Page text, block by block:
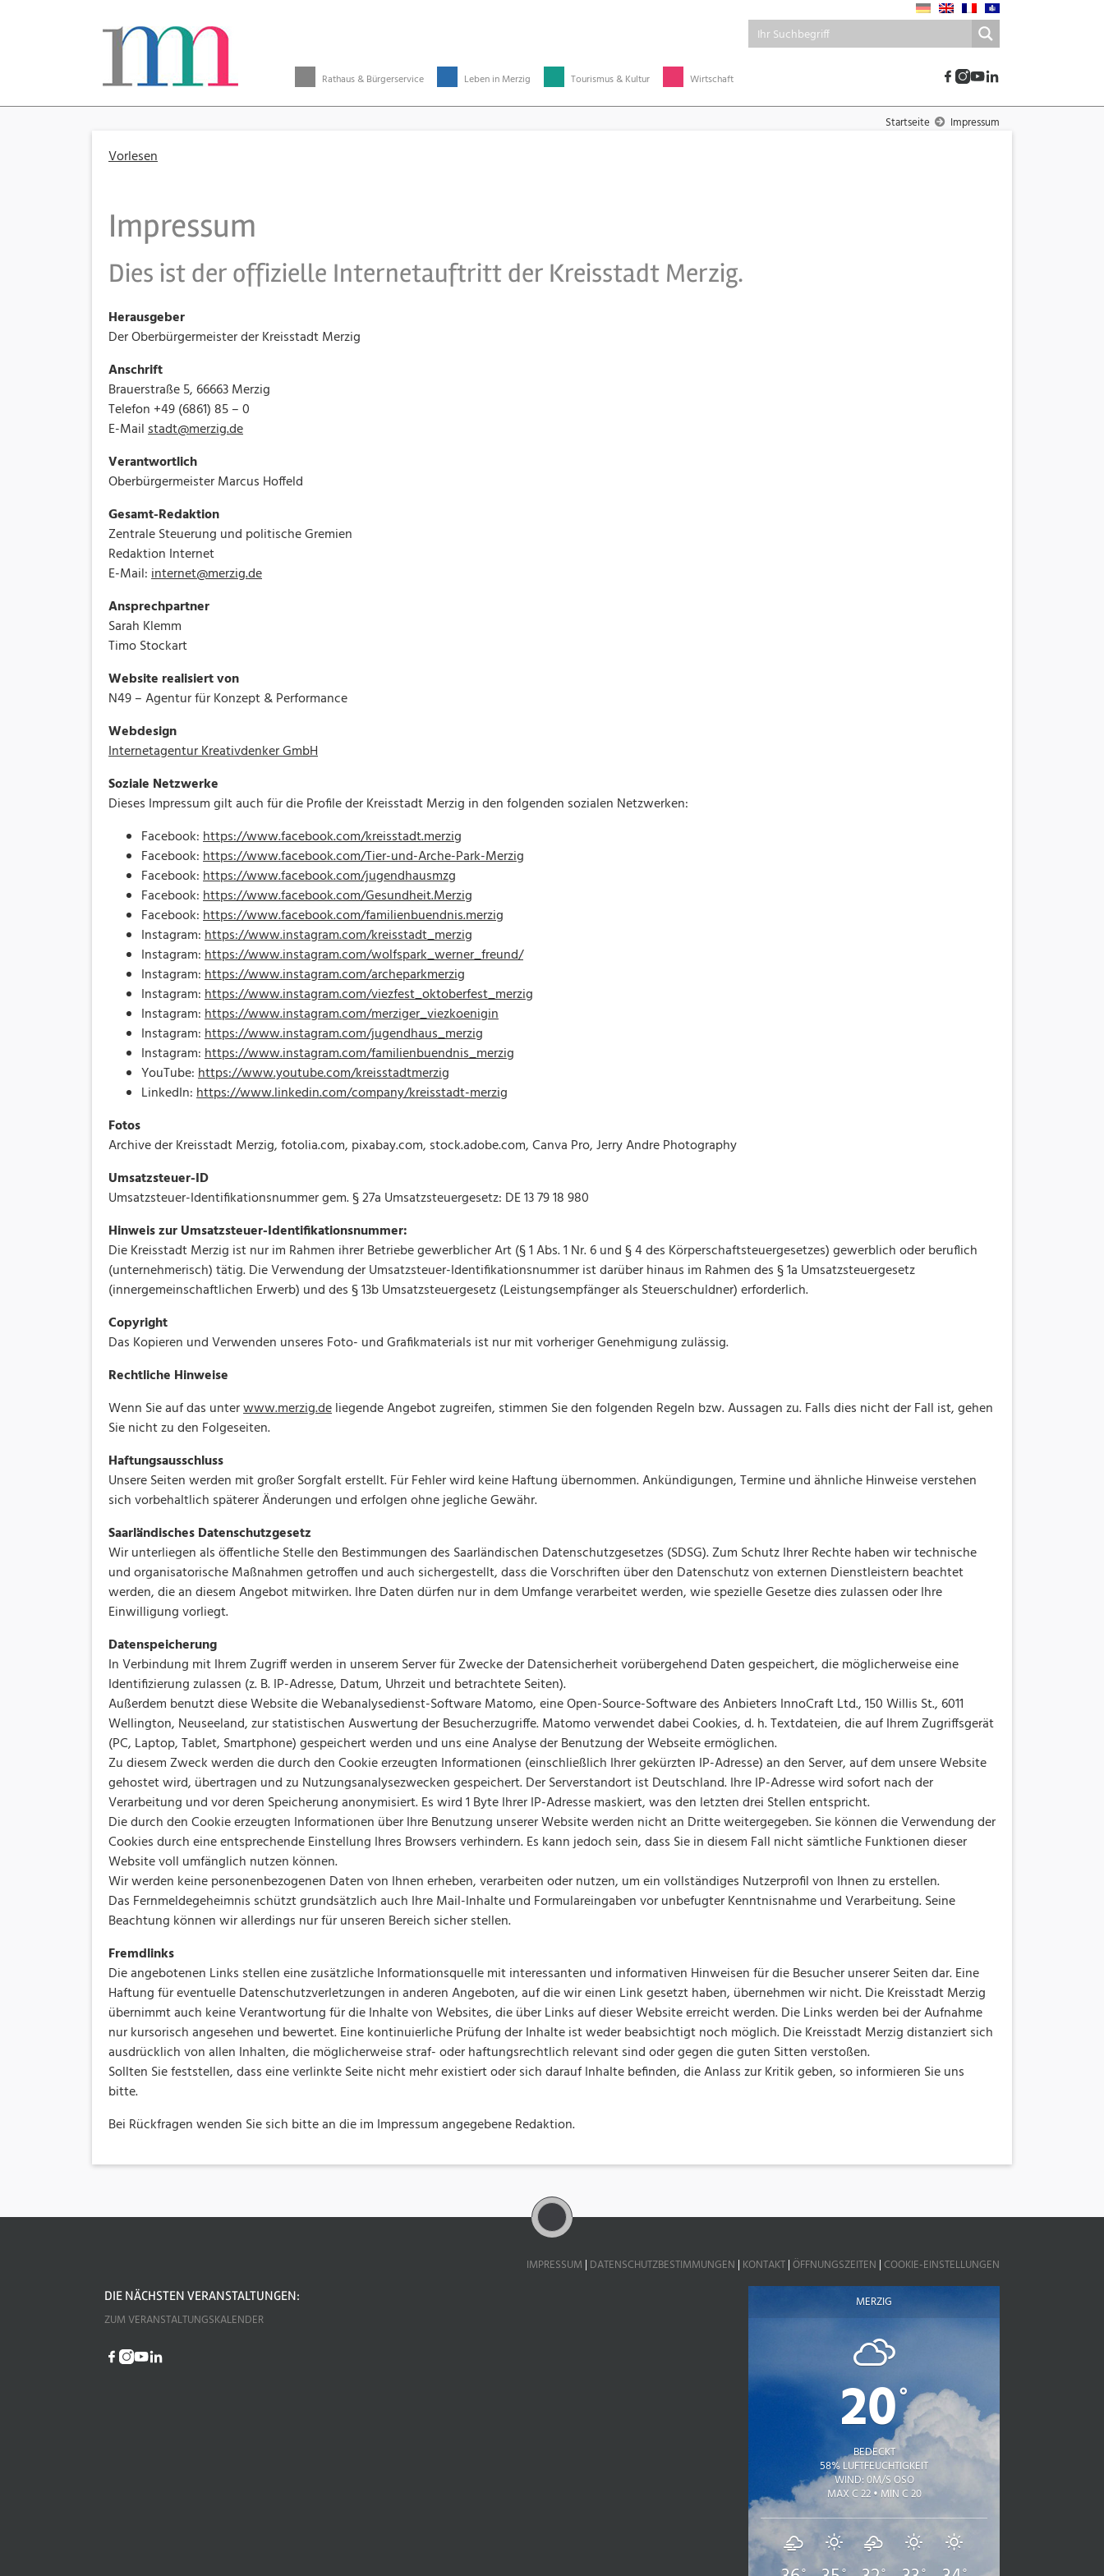
Rathaus & Bürgerservice Leben in Merzig Tourismus & Kultur Wirtschaft
Startseite Impressum
Vorlesen
Impressum
Dies ist der offizielle Internetauftritt der Kreisstadt Merzig.
Herausgeber
Der Oberbürgermeister der Kreisstadt Merzig
Anschrift
Brauerstraße 5, 66663 Merzig
Telefon +49 (6861) 85 – 0
E-Mailstadt@merzig.de
Verantwortlich
Oberbürgermeister Marcus Hoffeld
Gesamt-Redaktion
Zentrale Steuerung und politische Gremien
Redaktion Internet
E-Mail:internet@merzig.de
Ansprechpartner
Sarah Klemm
Timo Stockart
Website realisiert von
N49 – Agentur für Konzept & Performance
Webdesign
Internetagentur Kreativdenker GmbH
Soziale Netzwerke
Dieses Impressum gilt auch für die Profile der Kreisstadt Merzig in den folgenden sozialen Netzwerken:
Facebook:https://www.facebook.com/kreisstadt.merzig
Facebook:https://www.facebook.com/Tier-und-Arche-Park-Merzig
Facebook:https://www.facebook.com/jugendhausmzg
Facebook:https://www.facebook.com/Gesundheit.Merzig
Facebook:https://www.facebook.com/familienbuendnis.merzig
Instagram:https://www.instagram.com/kreisstadt_merzig
Instagram:https://www.instagram.com/wolfspark_werner_freund/
Instagram:https://www.instagram.com/archeparkmerzig
Instagram:https://www.instagram.com/viezfest_oktoberfest_merzig
Instagram:https://www.instagram.com/merziger_viezkoenigin
Instagram:https://www.instagram.com/jugendhaus_merzig
Instagram:https://www.instagram.com/familienbuendnis_merzig
YouTube:https://www.youtube.com/kreisstadtmerzig
LinkedIn:https://www.linkedin.com/company/kreisstadt-merzig
Fotos
Archive der Kreisstadt Merzig, fotolia.com, pixabay.com, stock.adobe.com, Canva Pro, Jerry Andre Photography
Umsatzsteuer-ID
Umsatzsteuer-Identifikationsnummer gem. § 27a Umsatzsteuergesetz: DE 13 79 18 980
Hinweis zur Umsatzsteuer-Identifikationsnummer:
Die Kreisstadt Merzig ist nur im Rahmen ihrer Betriebe gewerblicher Art (§ 1 Abs. 1 Nr. 6 und § 4 des Körperschaftsteuergesetzes) gewerblich oder beruflich
(unternehmerisch) tätig. Die Verwendung der Umsatzsteuer-Identifikationsnummer ist darüber hinaus im Rahmen des § 1a Umsatzsteuergesetz
(innergemeinschaftlichen Erwerb) und des § 13b Umsatzsteuergesetz (Leistungsempfänger als Steuerschuldner) erforderlich.
Copyright
Das Kopieren und Verwenden unseres Foto- und Grafikmaterials ist nur mit vorheriger Genehmigung zulässig.
Rechtliche Hinweise
Wenn Sie auf das unterwww.merzig.deliegende Angebot zugreifen, stimmen Sie den folgenden Regeln bzw. Aussagen zu. Falls dies nicht der Fall ist, gehen
Sie nicht zu den Folgeseiten.
Haftungsausschluss
Unsere Seiten werden mit großer Sorgfalt erstellt. Für Fehler wird keine Haftung übernommen. Ankündigungen, Termine und ähnliche Hinweise verstehen
sich vorbehaltlich späterer Änderungen und erfolgen ohne jegliche Gewähr.
Saarländisches Datenschutzgesetz
Wir unterliegen als öffentliche Stelle den Bestimmungen des Saarländischen Datenschutzgesetzes (SDSG). Zum Schutz Ihrer Rechte haben wir technische
und organisatorische Maßnahmen getroffen und auch sichergestellt, dass die Vorschriften über den Datenschutz von externen Dienstleistern beachtet
werden, die an diesem Angebot mitwirken. Ihre Daten dürfen nur in dem Umfange verarbeitet werden, wie spezielle Gesetze dies zulassen oder Ihre
Einwilligung vorliegt.
Datenspeicherung
In Verbindung mit Ihrem Zugriff werden in unserem Server für Zwecke der Datensicherheit vorübergehend Daten gespeichert, die möglicherweise eine
Identifizierung zulassen (z. B. IP-Adresse, Datum, Uhrzeit und betrachtete Seiten).
Außerdem benutzt diese Website die Webanalysedienst-Software Matomo, eine Open-Source-Software des Anbieters InnoCraft Ltd., 150 Willis St., 6011
Wellington, Neuseeland, zur statistischen Auswertung der Besucherzugriffe. Matomo verwendet dabei Cookies, d. h. Textdateien, die auf Ihrem Zugriffsgerät
(PC, Laptop, Tablet, Smartphone) gespeichert werden und uns eine Analyse der Benutzung der Webseite ermöglichen.
Zu diesem Zweck werden die durch den Cookie erzeugten Informationen (einschließlich Ihrer gekürzten IP-Adresse) an den Server, auf dem unsere Website
gehostet wird, übertragen und zu Nutzungsanalysezwecken gespeichert. Der Serverstandort ist Deutschland. Ihre IP-Adresse wird sofort nach der
Verarbeitung und vor deren Speicherung anonymisiert. Es wird 1 Byte Ihrer IP-Adresse maskiert, was den letzten drei Stellen entspricht.
Die durch den Cookie erzeugten Informationen über Ihre Benutzung unserer Website werden nicht an Dritte weitergegeben. Sie können die Verwendung der
Cookies durch eine entsprechende Einstellung Ihres Browsers verhindern. Es kann jedoch sein, dass Sie in diesem Fall nicht sämtliche Funktionen dieser
Website voll umfänglich nutzen können.
Wir werden keine personenbezogenen Daten von Ihnen erheben, verarbeiten oder nutzen, um ein vollständiges Nutzerprofil von Ihnen zu erstellen.
Das Fernmeldegeheimnis schützt grundsätzlich auch Ihre Mail-Inhalte und Formulareingaben vor unbefugter Kenntnisnahme und Verarbeitung. Seine
Beachtung können wir allerdings nur für unseren Bereich sicher stellen.
Fremdlinks
Die angebotenen Links stellen eine zusätzliche Informationsquelle mit interessanten und informativen Hinweisen für die Besucher unserer Seiten dar. Eine
Haftung für eventuelle Datenschutzverletzungen in anderen Angeboten, auf die wir einen Link gesetzt haben, übernehmen wir nicht. Die Kreisstadt Merzig
übernimmt auch keine Verantwortung für die Inhalte von Websites, die über Links auf dieser Website erreicht werden. Die Links werden bei der Aufnahme
nur kursorisch angesehen und bewertet. Eine kontinuierliche Prüfung der Inhalte ist weder beabsichtigt noch möglich. Die Kreisstadt Merzig distanziert sich
ausdrücklich von allen Inhalten, die möglicherweise straf- oder haftungsrechtlich relevant sind oder gegen die guten Sitten verstoßen.
Sollten Sie feststellen, dass eine verlinkte Seite nicht mehr existiert oder sich darauf Inhalte befinden, die Anlass zur Kritik geben, so informieren Sie uns
bitte.
Bei Rückfragen wenden Sie sich bitte an die im Impressum angegebene Redaktion.
IMPRESSUM | DATENSCHUTZBESTIMMUNGEN | KONTAKT|ÖFFNUNGSZEITEN |COOKIE-EINSTELLUNGEN
DIE NÄCHSTEN VERANSTALTUNGEN:
ZUM VERANSTALTUNGSKALENDER
MERZIG
20°
BEDECKT
58% LUFTFEUCHTIGKEIT
WIND: 0M/S OSO
MAX C 22 • MIN C 20